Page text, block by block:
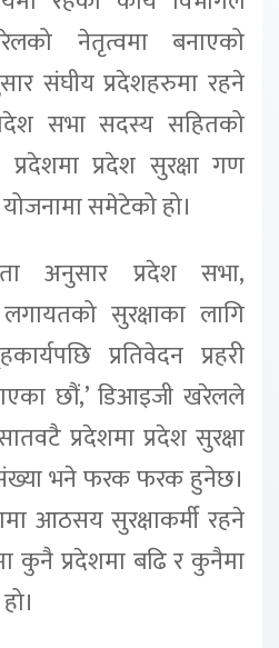
नेतृत्वमा बनाएको
संघीय प्रदेशहरुमा रहने
सभा सदस्य सहितको
प्रदेश सुरक्षा गण
समेटेको हो।
अनुसार प्रदेश सभा,
सुरक्षाका लागि
प्रतिवेदन प्रहरी
छौं,’ डिआइजी खरेलले
प्रदेशमा प्रदेश सुरक्षा
भने फरक फरक हुनेछ।
आठसय सुरक्षाकर्मी रहने
कुनै प्रदेशमा बढि र कुनैमा